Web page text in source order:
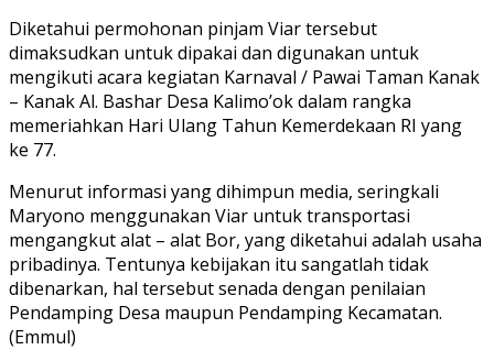
Diketahui permohonan pinjam Viar tersebut
dimaksudkan untuk dipakai dan digunakan untuk
mengikuti acara kegiatan Karnaval / Pawai Taman Kanak
– Kanak Al. Bashar Desa Kalimo’ok dalam rangka
memeriahkan Hari Ulang Tahun Kemerdekaan RI yang
ke 77.
Menurut informasi yang dihimpun media, seringkali
Maryono menggunakan Viar untuk transportasi
mengangkut alat – alat Bor, yang diketahui adalah usaha
pribadinya. Tentunya kebijakan itu sangatlah tidak
dibenarkan, hal tersebut senada dengan penilaian
Pendamping Desa maupun Pendamping Kecamatan.
(Emmul)